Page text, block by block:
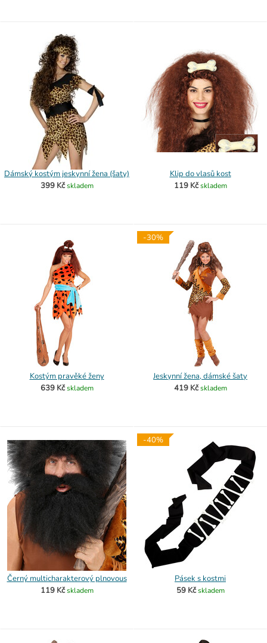
Dámský kostým jeskynní žena (šaty)
399 Kč skladem
Klip do vlasů kost
119 Kč skladem
Kostým pravěké ženy
639 Kč skladem
-30%
Jeskynní žena, dámské šaty
419 Kč skladem
Černý multicharakterový plnovous
119 Kč skladem
-40%
Pásek s kostmi
59 Kč skladem